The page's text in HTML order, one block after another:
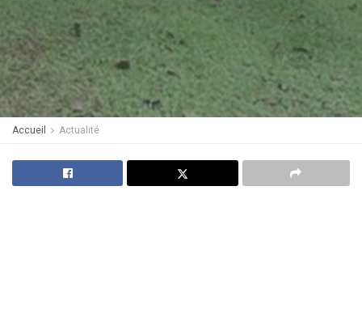
Accueil Actualité